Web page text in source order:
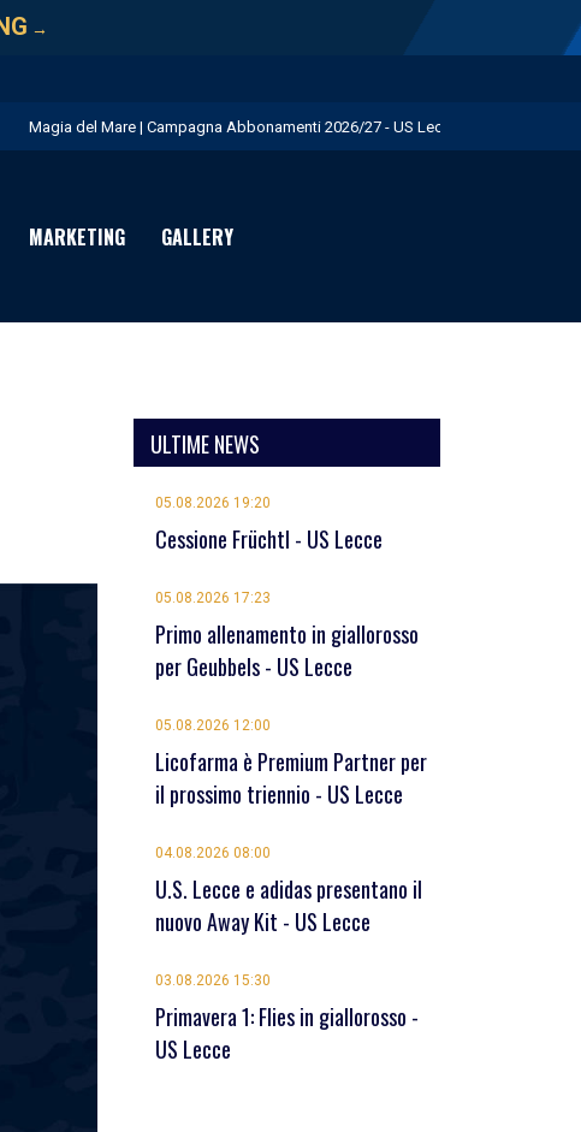
→
Magia del Mare | Campagna Abbonamenti 2026/27 - US Lecce
Visita istituzionale al Via del Mare - US Lecce
Cessione Burnete - US Lecce
MARKETING GALLERY
ULTIME NEWS
05.08.2026 19:20
Cessione Früchtl - US Lecce
05.08.2026 17:23
Primo allenamento in giallorosso
per Geubbels - US Lecce
05.08.2026 12:00
Licofarma è Premium Partner per
il prossimo triennio - US Lecce
04.08.2026 08:00
U.S. Lecce e adidas presentano il
nuovo Away Kit - US Lecce
03.08.2026 15:30
Primavera 1: Flies in giallorosso -
US Lecce